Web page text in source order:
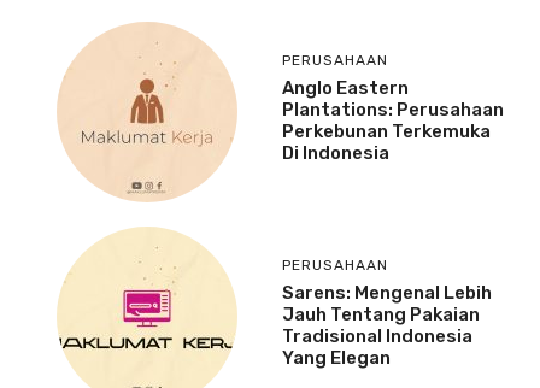
PERUSAHAAN
Anglo Eastern
Plantations: Perusahaan
Perkebunan Terkemuka
Di Indonesia
PERUSAHAAN
Sarens: Mengenal Lebih
Jauh Tentang Pakaian
Tradisional Indonesia
Yang Elegan